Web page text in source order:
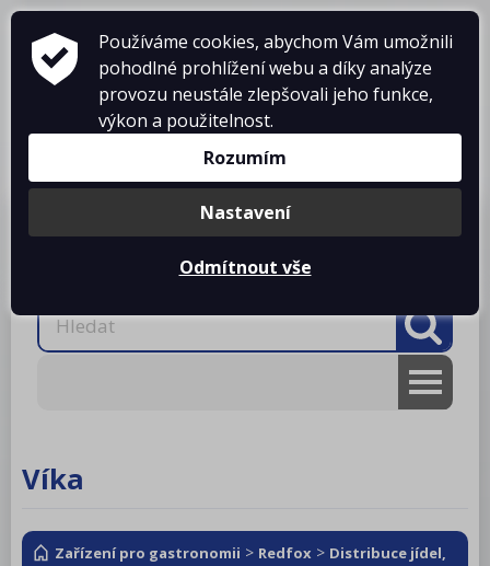
Košík je prázdný
O firmě
Projekty kuchyní
Ke stažení
RM gastro
RM LOTUS 700
Víka
Zařízení pro gastronomii > Redfox > Distribuce jídel,
Používáme cookies, abychom Vám umožnili
pohodlné prohlížení webu a díky analýze
provozu neustále zlepšovali jeho funkce,
výkon a použitelnost.
Rozumím
Nastavení
Odmítnout vše